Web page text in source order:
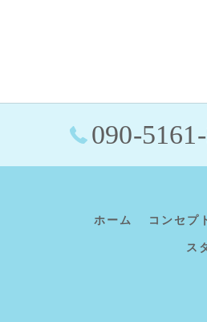
090-
ホーム コンセプ
ス